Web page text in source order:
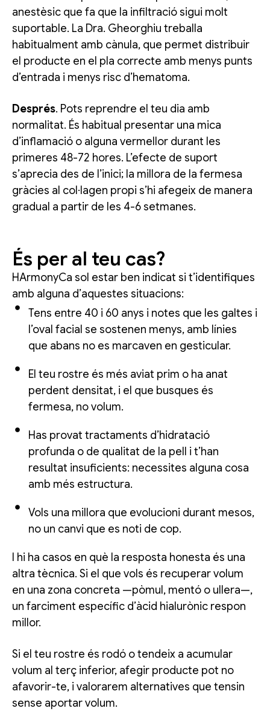
anestèsic que fa que la infiltració sigui molt
suportable. La Dra. Gheorghiu treballa
habitualment amb cànula, que permet distribuir
el producte en el pla correcte amb menys punts
d’entrada i menys risc d’hematoma.
Després. Pots reprendre el teu dia amb
normalitat. És habitual presentar una mica
d’inflamació o alguna vermellor durant les
primeres 48-72 hores. L’efecte de suport
s’aprecia des de l’inici; la millora de la fermesa
gràcies al col·lagen propi s’hi afegeix de manera
gradual a partir de les 4-6 setmanes.
És per al teu cas?
HArmonyCa sol estar ben indicat si t’identifiques
amb alguna d’aquestes situacions:
Tens entre 40 i 60 anys i notes que les galtes i
l’oval facial se sostenen menys, amb línies
que abans no es marcaven en gesticular.
El teu rostre és més aviat prim o ha anat
perdent densitat, i el que busques és
fermesa, no volum.
Has provat tractaments d’hidratació
profunda o de qualitat de la pell i t’han
resultat insuficients: necessites alguna cosa
amb més estructura.
Vols una millora que evolucioni durant mesos,
no un canvi que es noti de cop.
I hi ha casos en què la resposta honesta és una
altra tècnica. Si el que vols és recuperar volum
en una zona concreta —pòmul, mentó o ullera—,
un farciment específic d’àcid hialurònic respon
millor.
Si el teu rostre és rodó o tendeix a acumular
volum al terç inferior, afegir producte pot no
afavorir-te, i valorarem alternatives que tensin
sense aportar volum.